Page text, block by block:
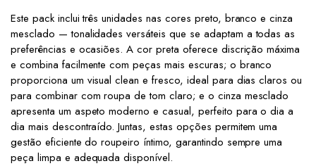
Este pack inclui três unidades nas cores preto, branco e cinza
mesclado — tonalidades versáteis que se adaptam a todas as
preferências e ocasiões. A cor preta oferece discrição máxima
e combina facilmente com peças mais escuras; o branco
proporciona um visual clean e fresco, ideal para dias claros ou
para combinar com roupa de tom claro; e o cinza mesclado
apresenta um aspeto moderno e casual, perfeito para o dia a
dia mais descontraído. Juntas, estas opções permitem uma
gestão eficiente do roupeiro íntimo, garantindo sempre uma
peça limpa e adequada disponível.